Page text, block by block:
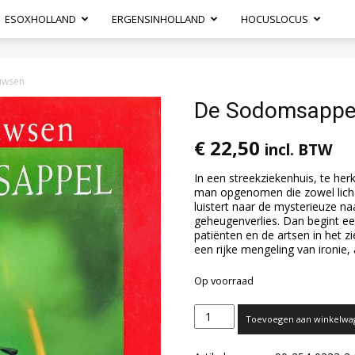
ESOXHOLLAND ERGENSINHOLLAND HOCUSLOCUS
De
€ 22,50 incl. BTW
In een streekziekenhuis, te
man opgenomen die zowel
luistert naar de mysterieuze
geheugenverlies. Dan begint
patiënten en de artsen in het
een rijke mengeling van
Op voorraad
De
SodomsappelToevoegen aan